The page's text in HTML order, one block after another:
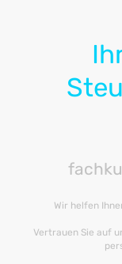
Wir helfen
Vertrauen Sie auf